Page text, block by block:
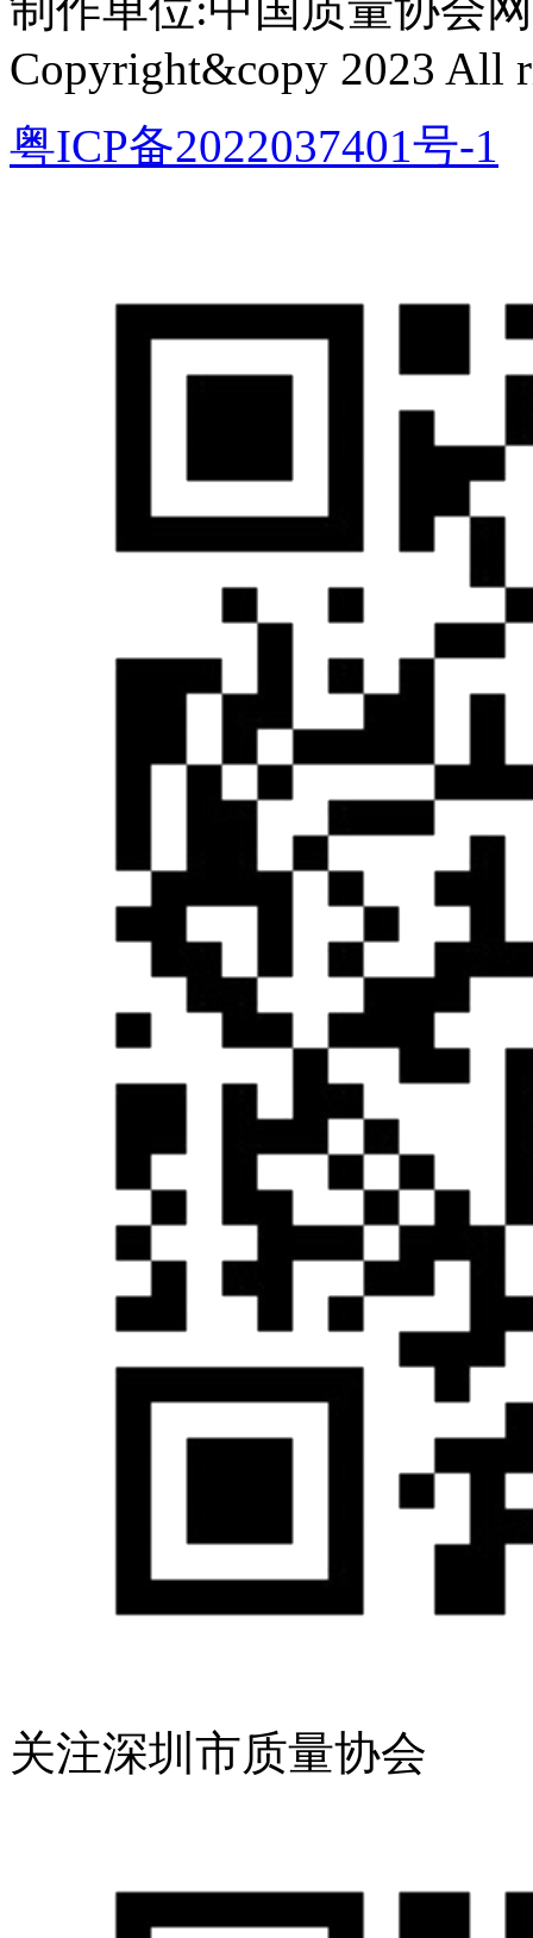
Copyright&copy 2023 All
粤ICP备2022037401号-1
关注深圳市质量协会